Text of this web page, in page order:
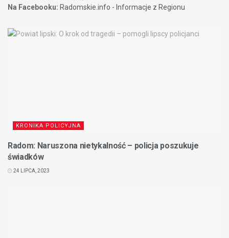
Na Facebooku: Radomskie.info - Informacje z Regionu
KRONIKA POLICYJNA
Radom: Naruszona nietykalność – policja poszukuje
świadków
24 LIPCA, 2023